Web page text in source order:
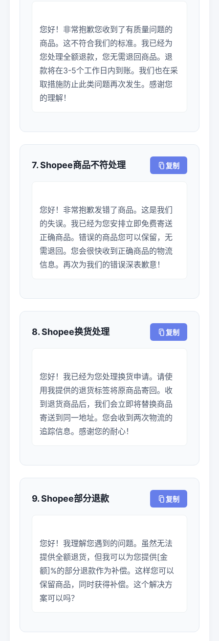
您好！非常抱歉您收到了有质量问题的
商品。这不符合我们的标准。我已经为
您处理全额退款，您无需退回商品。退
款将在3-5个工作日内到账。我们也在采
取措施防止此类问题再次发生。感谢您
7. Shopee商品不符处理 复制
您好！非常抱歉发错了商品。这是我们
的失误。我已经为您安排立即免费寄送
正确商品。错误的商品您可以保留，无
需退回。您会很快收到正确商品的物流
8. Shopee换货处理 复制
您好！我已经为您处理换货申请。请使
用我提供的退货标签将原商品寄回。收
到退货商品后，我们会立即将替换商品
寄送到同一地址。您会收到两次物流的
追踪信息。感谢您的耐心！
9. Shopee部分退款 复制
您好！我理解您遇到的问题。虽然无法
提供全额退货，但我可以为您提供[金
额]%的部分退款作为补偿。这样您可以
保留商品，同时获得补偿。这个解决方
案可以吗？